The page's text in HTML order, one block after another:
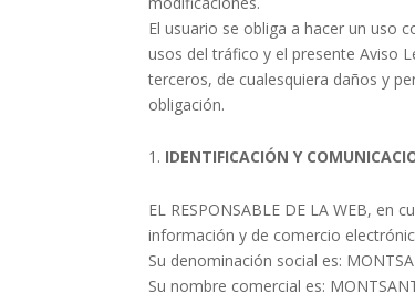
El usuario se obliga a hacer un uso
usos del tráfico y el presente Aviso
terceros, de cualesquiera daños y
obligación.
IDENTIFICACIÓN Y
EL RESPONSABLE DE LA WEB,
información y de comercio
Su denominación social es:
Su nombre comercial es: